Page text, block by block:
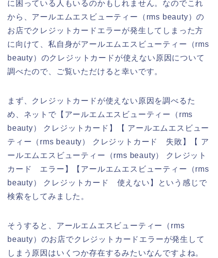
に困っている人もいるのかもしれません。なのでこれ
から、アールエムエスビューティー（rms beauty）の
お店でクレジットカードエラーが発生してしまった方
に向けて、私自身がアールエムエスビューティー（rms
beauty）のクレジットカードが使えない原因について
調べたので、ご覧いただけると幸いです。
まず、クレジットカードが使えない原因を調べるた
め、ネットで【アールエムエスビューティー（rms
beauty） クレジットカード】【 アールエムエスビュー
ティー（rms beauty） クレジットカード 失敗】【 ア
ールエムエスビューティー（rms beauty） クレジット
カード エラー】【アールエムエスビューティー（rms
beauty） クレジットカード 使えない】という感じで
検索をしてみました。
そうすると、アールエムエスビューティー（rms
beauty）のお店でクレジットカードエラーが発生して
しまう原因はいくつか存在するみたいなんですよね。